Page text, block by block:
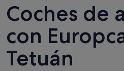
Coches de
con
Tetuán